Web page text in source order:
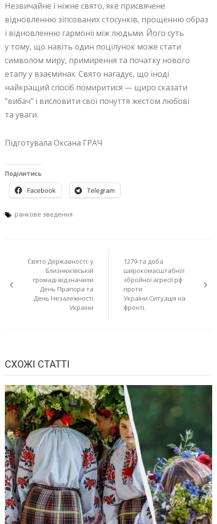
Незвичайне і ніжне свято, яке присвячене
відновленню зіпсованих стосунків, прощенню образ
і відновленню гармонії між людьми. Його суть
у тому, що навіть один поцілунок може стати
символом миру, примирення та початку нового
етапу у взаєминах. Свято нагадує, що іноді
найкращий спосіб помиритися — щиро сказати
“вибач” і висловити свої почуття жестом любові
та уваги.
Підготувала Оксана ГРАЧ
Поділитись
Facebook Telegram
ранкове зведення
записів
Свято Державності: у
Близнюківській
громаді відзначили
День Прапора та
День Незалежності
України
1279-та доба
широкомасштабної
збройної агресії рф
проти
України.Ситуація на
фронті.
СХОЖІ СТАТТІ